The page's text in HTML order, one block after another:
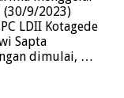
(30/9/2023)
LDII Kotagede
Sapta
dimulai, …